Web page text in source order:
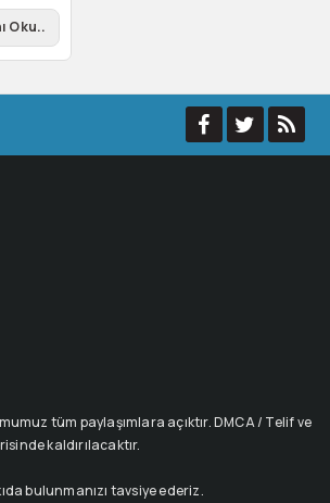
Oku..
tüm paylaşımlara açıktır. DMCA / Telif ve
kaldırılacaktır.
bulunmanızı tavsiye ederiz.